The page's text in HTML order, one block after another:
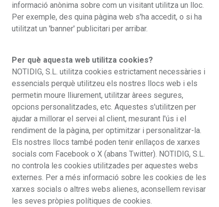
informació anònima sobre com un visitant utilitza un lloc.
Per exemple, des quina pàgina web s'ha accedit, o si ha
utilitzat un 'banner' publicitari per arribar.
Per què aquesta web utilitza cookies?
NOTIDIG, S.L. utilitza cookies estrictament necessàries i
essencials perquè utilitzeu els nostres llocs web i els
permetin moure lliurement, utilitzar àrees segures,
opcions personalitzades, etc. Aquestes s'utilitzen per
ajudar a millorar el servei al client, mesurant l'ús i el
rendiment de la pàgina, per optimitzar i personalitzar-la.
Els nostres llocs també poden tenir enllaços de xarxes
socials com Facebook o X (abans Twitter). NOTIDIG, S.L.
no controla les cookies utilitzades per aquestes webs
externes. Per a més informació sobre les cookies de les
xarxes socials o altres webs alienes, aconsellem revisar
les seves pròpies polítiques de cookies.